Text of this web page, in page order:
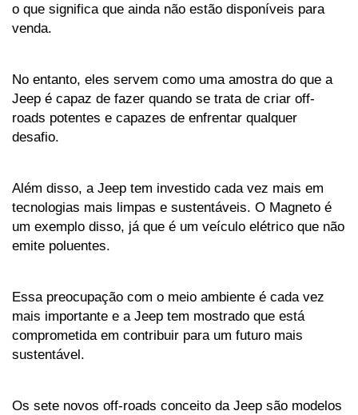
o que significa que ainda não estão disponíveis para
venda.
No entanto, eles servem como uma amostra do que a
Jeep é capaz de fazer quando se trata de criar off-
roads potentes e capazes de enfrentar qualquer
desafio.
Além disso, a Jeep tem investido cada vez mais em
tecnologias mais limpas e sustentáveis. O Magneto é
um exemplo disso, já que é um veículo elétrico que não
emite poluentes.
Essa preocupação com o meio ambiente é cada vez
mais importante e a Jeep tem mostrado que está
comprometida em contribuir para um futuro mais
sustentável.
Os sete novos off-roads conceito da Jeep são modelos